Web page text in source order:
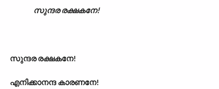
സുന്ദര രക്ഷകനേ!
സുന്ദര രക്ഷകനേ!
എനിക്കാനന്ദ കാരണനേ!